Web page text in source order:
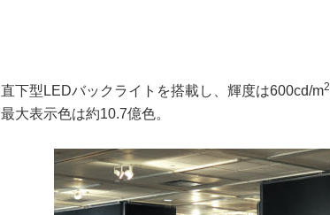
直下型LEDバックライトを搭載し、輝度は600cd/m2
最大表示色は約10.7億色。